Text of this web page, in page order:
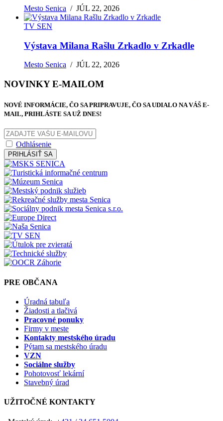
Mesto Senica /JÚL 22, 2026
TV SEN
Výstava Milana Rašlu Zrkadlo v Zrkadle
Mesto Senica /JÚL 22, 2026
NOVINKY E-MAILOM
NOVÉ INFORMÁCIE, ČO SA PRIPRAVUJE, ČO SA UDIALO NA VÁŠ E-
MAIL, PRIHLÁSTE SA UŽ DNES!
Odhlásenie
PRIHLÁSIŤ SA
PRE OBČANA
Úradná tabuľa
Žiadosti a tlačivá
Pracovné ponuky
Firmy v meste
Kontakty mestského úradu
Pýtam sa mestského úradu
VZN
Sociálne služby
Pohotovosť lekární
Stavebný úrad
UŽITOČNÉ KONTAKTY